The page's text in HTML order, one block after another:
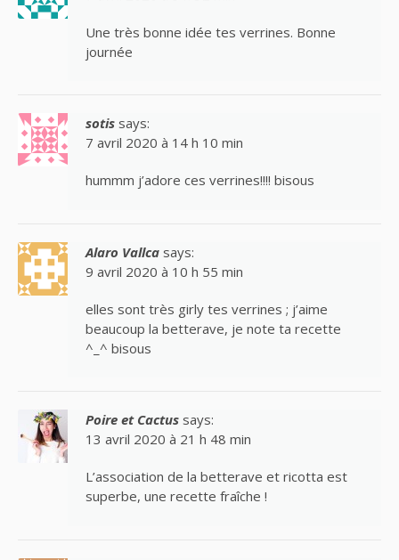
Une très bonne idée tes verrines. Bonne
journée
sotis says:
7 avril 2020 à 14 h 10 min
hummm j’adore ces verrines!!!! bisous
Alaro Vallca says:
9 avril 2020 à 10 h 55 min
elles sont très girly tes verrines ; j’aime
beaucoup la betterave, je note ta recette
^_^ bisous
Poire et Cactus says:
13 avril 2020 à 21 h 48 min
L’association de la betterave et ricotta est
superbe, une recette fraîche !